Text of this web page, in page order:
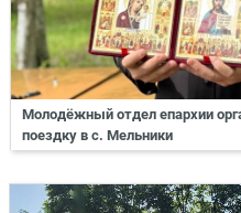
Молодёжный отдел епархии
поездку в с. Мельники